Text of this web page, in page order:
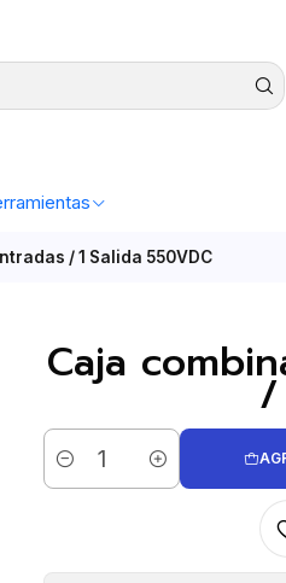
/ 1 Salida 550VDC
Caja
/
Cantidad